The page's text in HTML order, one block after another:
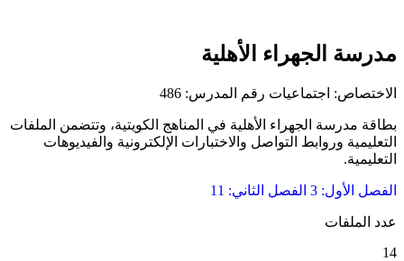
مدرسة الجهراء الأهلية
الاختصاص: اجتماعيات رقم المدرس: 486
بطاقة مدرسة الجهراء الأهلية في المناهج الكويتية، وتتضمن الملفات
التعليمية وروابط التواصل والاختبارات الإلكترونية والفيديوهات
التعليمية.
الفصل الأول: 3 الفصل الثاني: 11
عدد الملفات
14